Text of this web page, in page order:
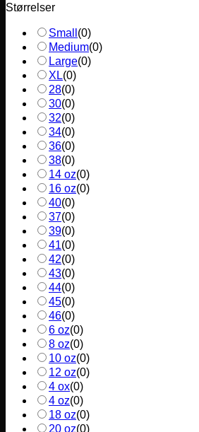
Størrelser
Small (0)
Medium(0)
Large(0)
XL(0)
28(0)
30(0)
32(0)
34(0)
36(0)
38(0)
14 oz(0)
16 oz(0)
40(0)
37(0)
39(0)
41(0)
42(0)
43(0)
44(0)
45(0)
46(0)
6 oz(0)
8 oz(0)
10 oz(0)
12 oz(0)
4 ox(0)
4 oz(0)
18 oz(0)
20 oz(0)